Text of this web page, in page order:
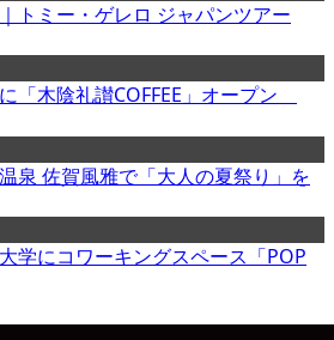
トミー・ゲレロ ジャパンツアー
「木陰礼讃COFFEE」オープン
泉 佐賀風雅で「大人の夏祭り」を
学にコワーキングスペース「POP